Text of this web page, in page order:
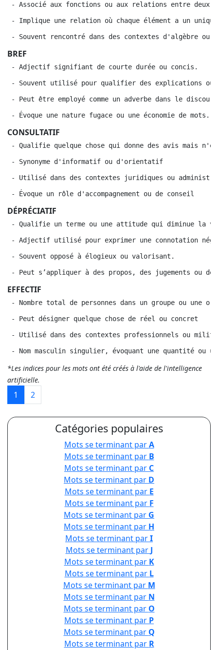
- Associé aux fonctions ou aux relations entre deux
- Implique une relation où chaque élément a un
- Souvent rencontré dans des contextes d'algèbre ou
BREF
- Adjectif signifiant de courte durée ou concis.
- Souvent utilisé pour qualifier des explications ou
- Peut être employé comme un adverbe dans le
- Évoque une nature fugace ou une économie de mots.
CONSULTATIF
- Qualifie quelque chose qui donne des avis mais
- Synonyme d'informatif ou d'orientatif
- Utilisé dans des contextes juridiques ou
- Évoque un rôle d'accompagnement ou de conseil
DÉPRÉCIATIF
- Qualifie un terme ou une attitude qui diminue la
- Adjectif utilisé pour exprimer une connotation
- Souvent opposé à élogieux ou valorisant.
- Peut s’appliquer à des propos, des jugements ou
EFFECTIF
- Nombre total de personnes dans un groupe ou une
- Peut désigner quelque chose de réel ou concret
- Utilisé dans des contextes professionnels ou
- Nom masculin singulier, évoquant une quantité ou
*Les indices pour les mots ont été créés à l'aide de l'intelligence
artificielle.
1 2
Catégories populaires
Mots se terminant parA
Mots se terminant par B
Mots se terminant par C
Mots se terminant par D
Mots se terminant par E
Mots se terminant par F
Mots se terminant par G
Mots se terminant par H
Mots se terminant parI
Mots se terminant par J
Mots se terminant par K
Mots se terminant par L
Mots se terminant par M
Mots se terminant par N
Mots se terminant par O
Mots se terminant par P
Mots se terminant par Q
Mots se terminant par R